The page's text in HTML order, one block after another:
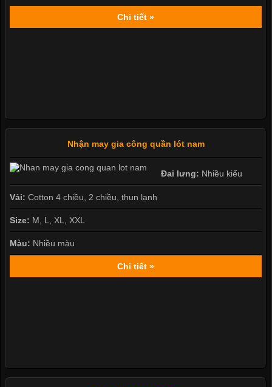
Chi tiết »
Nhận may gia công quần lót nam
Đai lưng: Nhiều kiểu
Vải: Cotton 4 chiều, 2 chiều, thun lạnh
Size: M, L, XL, XXL
Màu: Nhiều màu
Chi tiết »